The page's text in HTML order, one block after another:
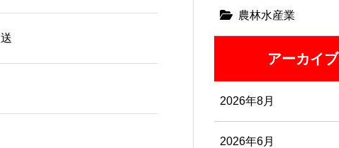
農林水産業
アーカイブ
2026年8月
2026年6月